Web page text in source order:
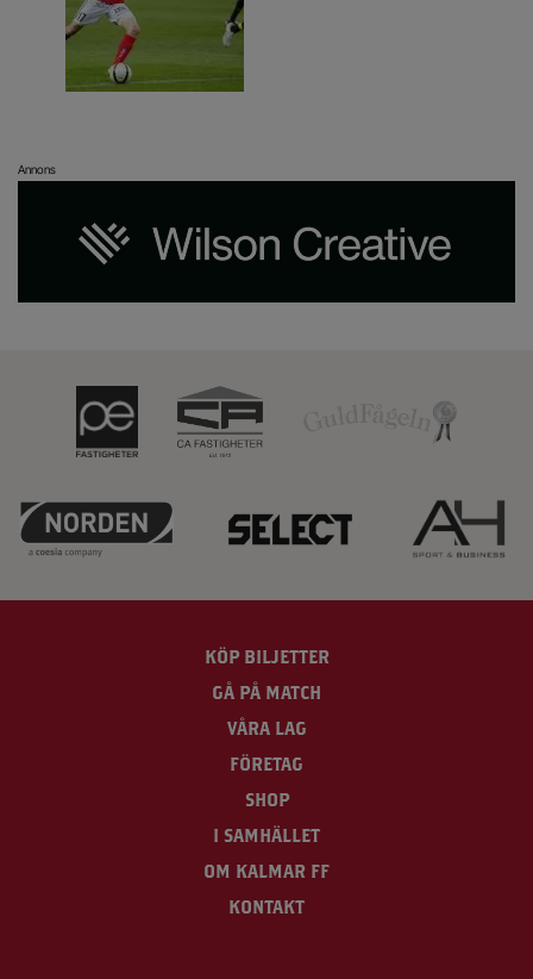
Annons
KÖP BILJETTER
GÅ PÅ MATCH
VÅRA LAG
FÖRETAG
SHOP
I SAMHÄLLET
OM KALMAR FF
KONTAKT